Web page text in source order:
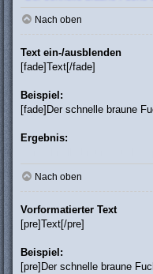
Nach oben
Text ein-/ausblenden
[fade]Text[/fade]
Beispiel:
[fade]Der schnelle braune
Ergebnis:
Nach oben
Vorformatierter Text
[pre]Text[/pre]
Beispiel:
[pre]Der schnelle braune